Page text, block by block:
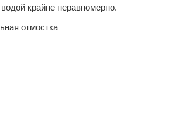
крайне неравномерно.